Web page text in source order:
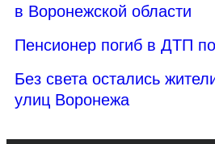
в Воронежской области
Пенсионер погиб в ДТП
Без света остались
улиц Воронежа